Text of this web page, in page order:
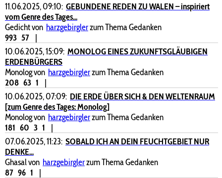
11.06.2025, 09:10: GEBUNDENE REDEN ZU WALEN – inspiriert
vom Genre des Tages...
Gedicht von harzgebirglerzum Thema Gedanken
993 57
|
10.06.2025, 15:09: MONOLOG EINES ZUKUNFTSGLÄUBIGEN
ERDENBÜRGERS
Monolog von harzgebirglerzum Thema Gedanken
208 63 1
|
10.06.2025, 07:09: DIE ERDE ÜBER SICH & DEN WELTENRAUM
[zum Genre des Tages: Monolog]
Monolog von harzgebirglerzum Thema Gedanken
181 60 3 1
|
07.06.2025, 11:23: SOBALD ICH AN DEIN FEUCHTGEBIET NUR
DENKE...
Ghasal von harzgebirglerzum Thema Gedanken
87 96 1
|